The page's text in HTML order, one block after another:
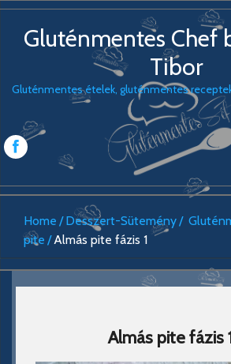
Gluténmentes Chef
Tibor
Gluténmentes ételek, gluténmentes
Home Desszert-Sütemény
pite
Almás pite fázis 1
Almás pite fázis